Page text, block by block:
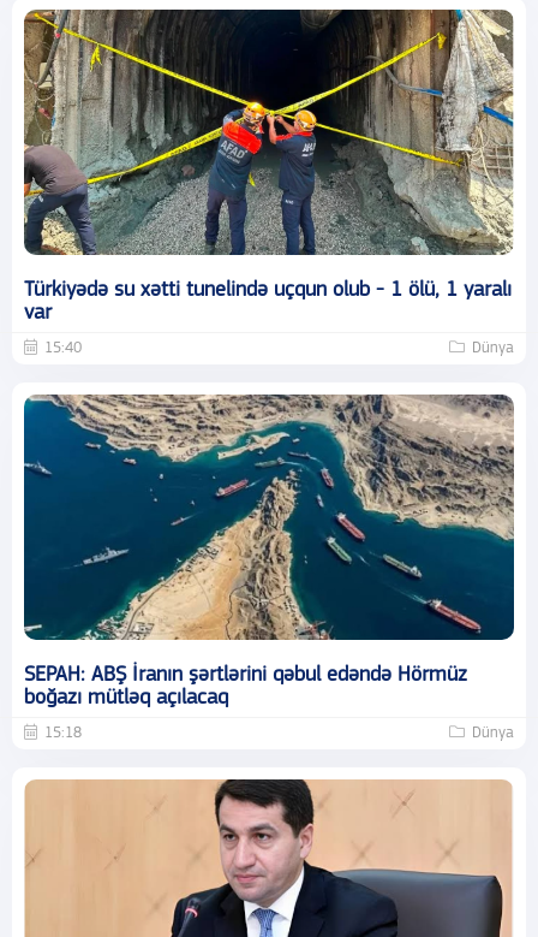
Türkiyədə su xətti tunelində uçqun olub - 1 ölü, 1 yaralı
var
15:40 Dünya
SEPAH: ABŞ İranın şərtlərini qəbul edəndə Hörmüz
boğazı mütləq açılacaq
15:18 Dünya